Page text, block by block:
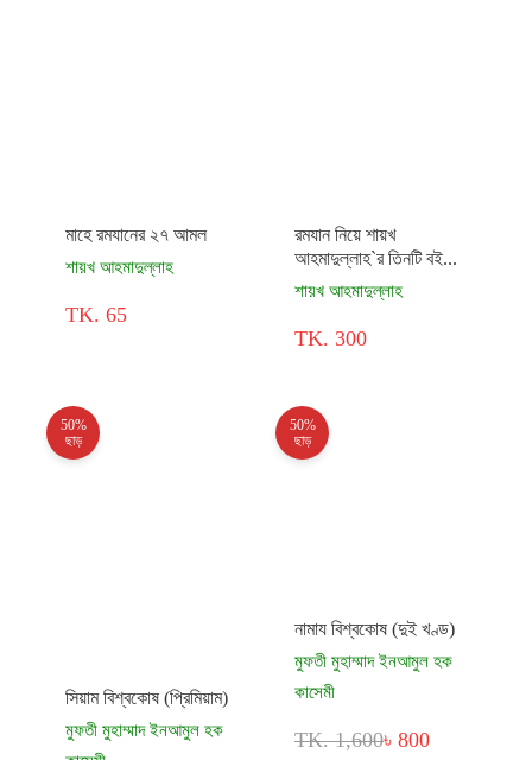
মাহে রমযানের ২৭ আমল
শায়খ আহমাদুল্লাহ
TK. 65
রমযান নিয়ে শায়খ
আহমাদুল্লাহ`র তিনটি বই...
শায়খ আহমাদুল্লাহ
TK. 300
50%
ছাড়
সিয়াম বিশ্বকোষ (প্রিমিয়াম)
মুফতী মুহাম্মাদ ইনআমুল হক
50%
ছাড়
নামায বিশ্বকোষ (দুই খণ্ড)
মুফতী মুহাম্মাদ ইনআমুল হক
কাসেমী
TK. 1,600৳ 800